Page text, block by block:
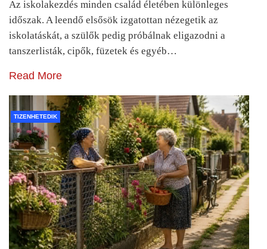
Az iskolakezdés minden család életében különleges
időszak. A leendő elsősök izgatottan nézegetik az
iskolatáskát, a szülők pedig próbálnak eligazodni a
tanszerlisták, cipők, füzetek és egyéb…
Read More
TIZENHETEDIK